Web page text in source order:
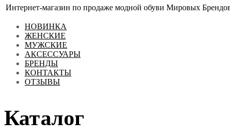
Интернет-магазин по продаже модной обуви Мировых
НОВИНКА
ЖЕНСКИЕ
МУЖСКИЕ
АКСЕССУАРЫ
БРЕНДЫ
КОНТАКТЫ
ОТЗЫВЫ
Каталог